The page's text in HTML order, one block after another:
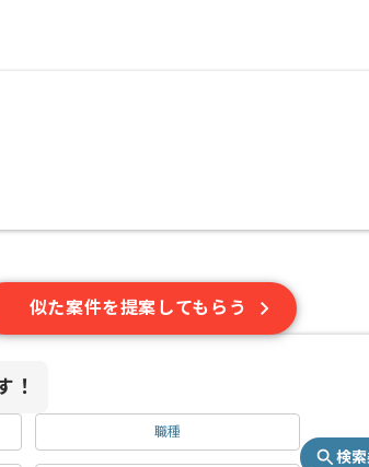
似た案件を提案してもらう
！
職種
検